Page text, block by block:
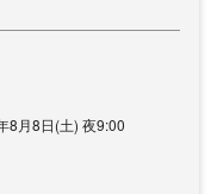
8月8日(土) 夜9:00